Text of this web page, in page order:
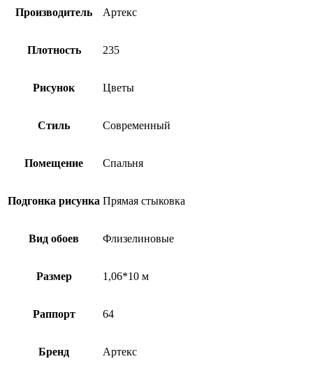
Производитель Артекс
Плотность 235
Рисунок Цветы
Стиль Современный
Помещение Спальня
Подгонка рисунка Прямая стыковка
Вид обоев Флизелиновые
Размер 1,06*10 м
Раппорт 64
Бренд Артекс